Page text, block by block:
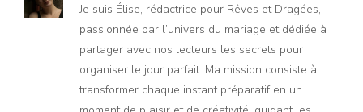
Je suis Élise, rédactrice pour Rêves et Dragées,
passionnée par l’univers du mariage et dédiée à
partager avec nos lecteurs les secrets pour
organiser le jour parfait. Ma mission consiste à
transformer chaque instant préparatif en un